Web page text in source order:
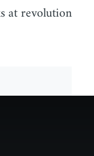
at revolution